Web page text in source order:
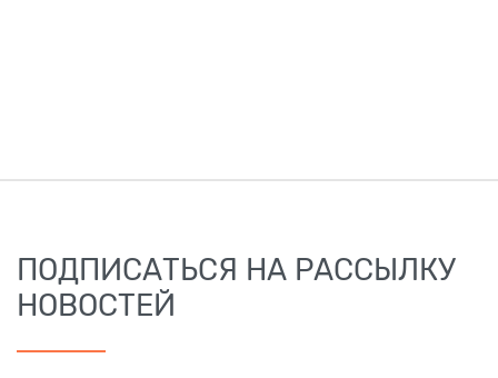
ПОДПИСАТЬСЯ НА РАССЫЛКУ
НОВОСТЕЙ